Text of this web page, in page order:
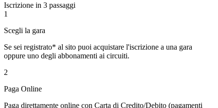
Iscrizione in 3 passaggi
1
Scegli la gara
Se sei registrato* al sito puoi acquistare l'iscrizione a una gara
oppure uno degli abbonamenti ai circuiti.
2
Paga Online
Paga direttamente online con Carta di Credito/Debito (pagamenti